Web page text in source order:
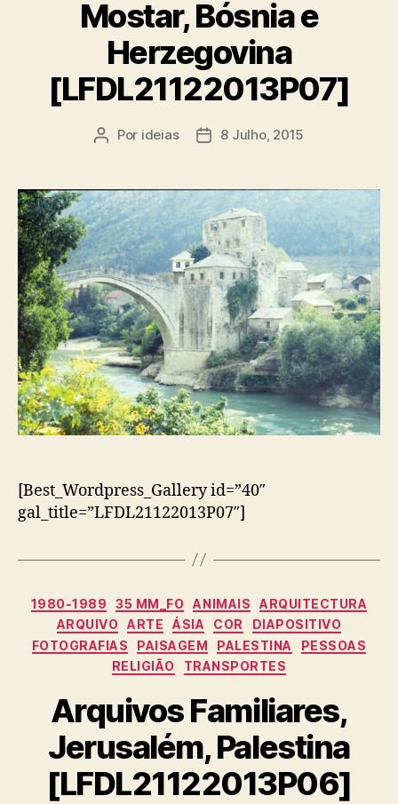
Mostar, Bósnia e
Herzegovina
[LFDL21122013P07]
Autor
Por ideias
Data8 Julho, 2015
[Best_Wordpress_Gallery id=”40″
gal_title=”LFDL21122013P07″]
Categorias
1980-1989 35 MM_FO ANIMAIS
ARQUITECTURA
ARQUIVO ARTE ÁSIA COR
DIAPOSITIVO
FOTOGRAFIAS
PAISAGEM PALESTINA
PESSOAS
RELIGIÃO
TRANSPORTES
Arquivos Familiares,
Jerusalém, Palestina
[LFDL21122013P06]